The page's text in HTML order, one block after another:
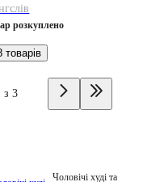
розкуплено
товарів
з 3
Чоловічі худі та